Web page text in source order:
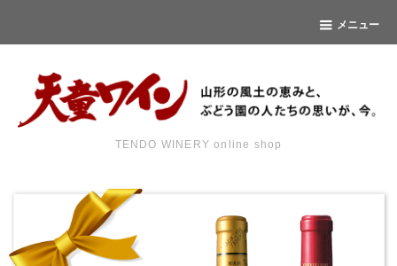
メニュー
TENDO WINERY online shop